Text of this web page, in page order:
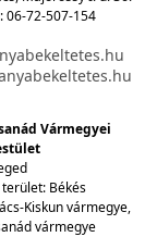
06-72-507-154
Vármegyei
Békés
Kiskun vármegye,
vármegye